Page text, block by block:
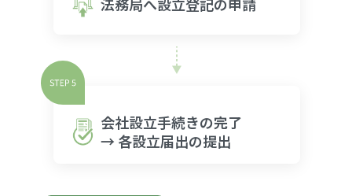
会社設立手続きの完了
→ 各設立届出の提出